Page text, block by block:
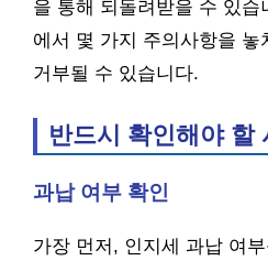
을 통해 되돌려받을 수 있습
에서 몇 가지 주의사항을
거부될 수 있습니다.
반드시 확인해야 할
과납 여부 확인
가장 먼저, 인지세 과납 여